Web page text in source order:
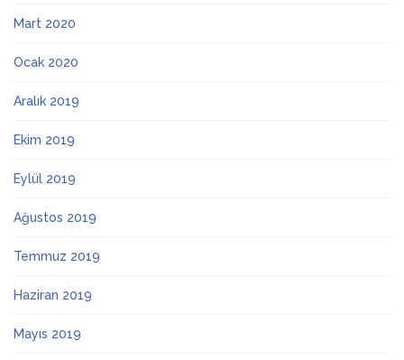
Mart 2020
Ocak 2020
Aralık 2019
Ekim 2019
Eylül 2019
Ağustos 2019
Temmuz 2019
Haziran 2019
Mayıs 2019